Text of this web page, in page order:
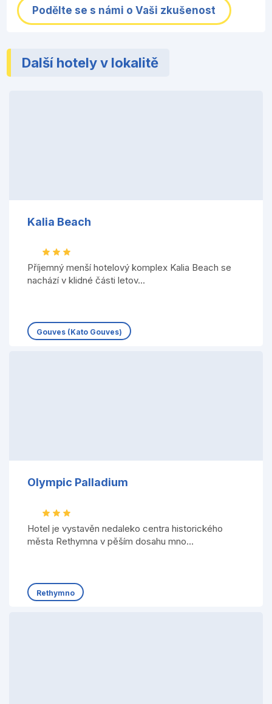
Podělte se s námi o Vaši zkušenost
Další hotely v lokalitě
Kalia Beach
Příjemný menší hotelový komplex Kalia Beach se
nachází v klidné části letov...
Gouves (Kato Gouves)
Olympic Palladium
Hotel je vystavěn nedaleko centra historického
města Rethymna v pěším dosahu mno...
Rethymno